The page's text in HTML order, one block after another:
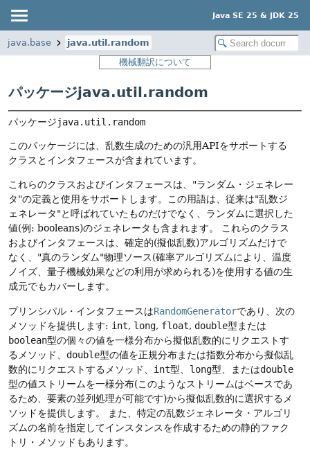
Java SE 25 & JDK 25
java.base
java.util.random
機械翻訳について
パッケージjava.util.random
パッケージjava.util.random
このパッケージには、乱数生成のための汎用APIをサポートする
クラスとインタフェースが含まれています。
これらのクラスおよびインタフェースは、"ランダム・ジェネレー
タ"の定義と使用をサポートします。この用語は、従来は"乱数ジ
ェネレータ"と呼ばれていたものだけでなく、ランダムに選択した
値(例: booleans)のジェネレータも含まれます。
これらのクラス
およびインタフェースは、確定的(擬似乱数)アルゴリズムだけで
なく、"真のランダム"物理ソース(確率アルゴリズムにより、温度
ノイズ、量子機械効果などの利用が求められる)を使用する値の生
成元でもカバーします。
プリンシパル・インタフェースはRandomGeneratorであり、次の
メソッドを提供します: int, long, float, double型または
boolean型の個々の値を一様分布から擬似乱数的にリクエストす
るメソッド、 double型の値を正規分布または指数分布から擬似乱
数的にリクエストするメソッド、 int型、 long型、またはdouble
型の値ストリームを一様分布(このようなストリームはベースであ
るため、要素の並列処理が可能です)から擬似乱数的に選択するメ
ソッドを提供します。
また、特定の乱数ジェネレータ・アルゴリ
ズムの名前を指定してインスタンスを作成するための静的ファク
トリ・メソッドもあります。